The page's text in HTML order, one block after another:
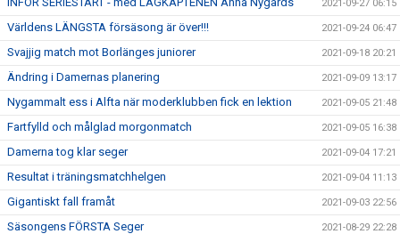
2021-09-27 06:15
Världens LÄNGSTA försäsong är över!!! 2021-09-24 06:47
Svajjig match mot Borlänges juniorer 2021-09-18 20:21
Ändring i Damernas planering 2021-09-09 13:17
Nygammalt ess i Alfta när moderklubben fick en lektion 2021-09-05 21:48
Fartfylld och målglad morgonmatch 2021-09-05 16:38
Damerna tog klar seger 2021-09-04 17:21
Resultat i träningsmatchhelgen 2021-09-04 11:13
Gigantiskt fall framåt 2021-09-03 22:56
Säsongens FÖRSTA Seger 2021-08-29 22:28